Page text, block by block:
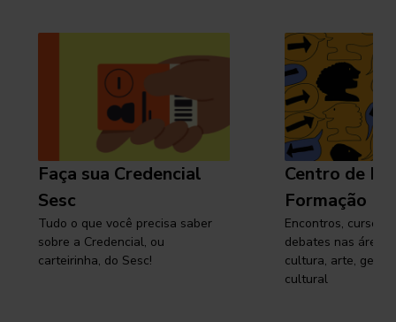
Faça sua Credencial
Sesc
Tudo o que você precisa saber
sobre a Credencial, ou
carteirinha, do Sesc!
Centro de
Formação
Encontros, cursos,
debates nas áreas
cultura, arte,
cultural